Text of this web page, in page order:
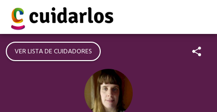
VER LISTA DE CUIDADORES